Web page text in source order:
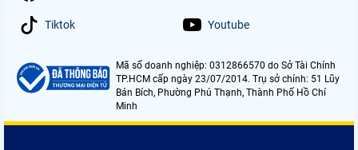
Tiktok Youtube
Mã số doanh nghiệp: 0312866570 do Sở Tài Chính
TP.HCM cấp ngày 23/07/2014. Trụ sở chính: 51 Lũy
Bán Bích, Phường Phú Thạnh, Thành Phố Hồ Chí
Minh